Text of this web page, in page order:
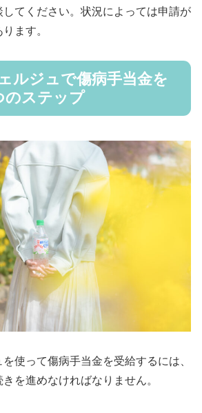
してください。状況によっては申請が
ます。
ルジュで傷病手当金を
のステップ
使って傷病手当金を受給するには、
を進めなければなりません。